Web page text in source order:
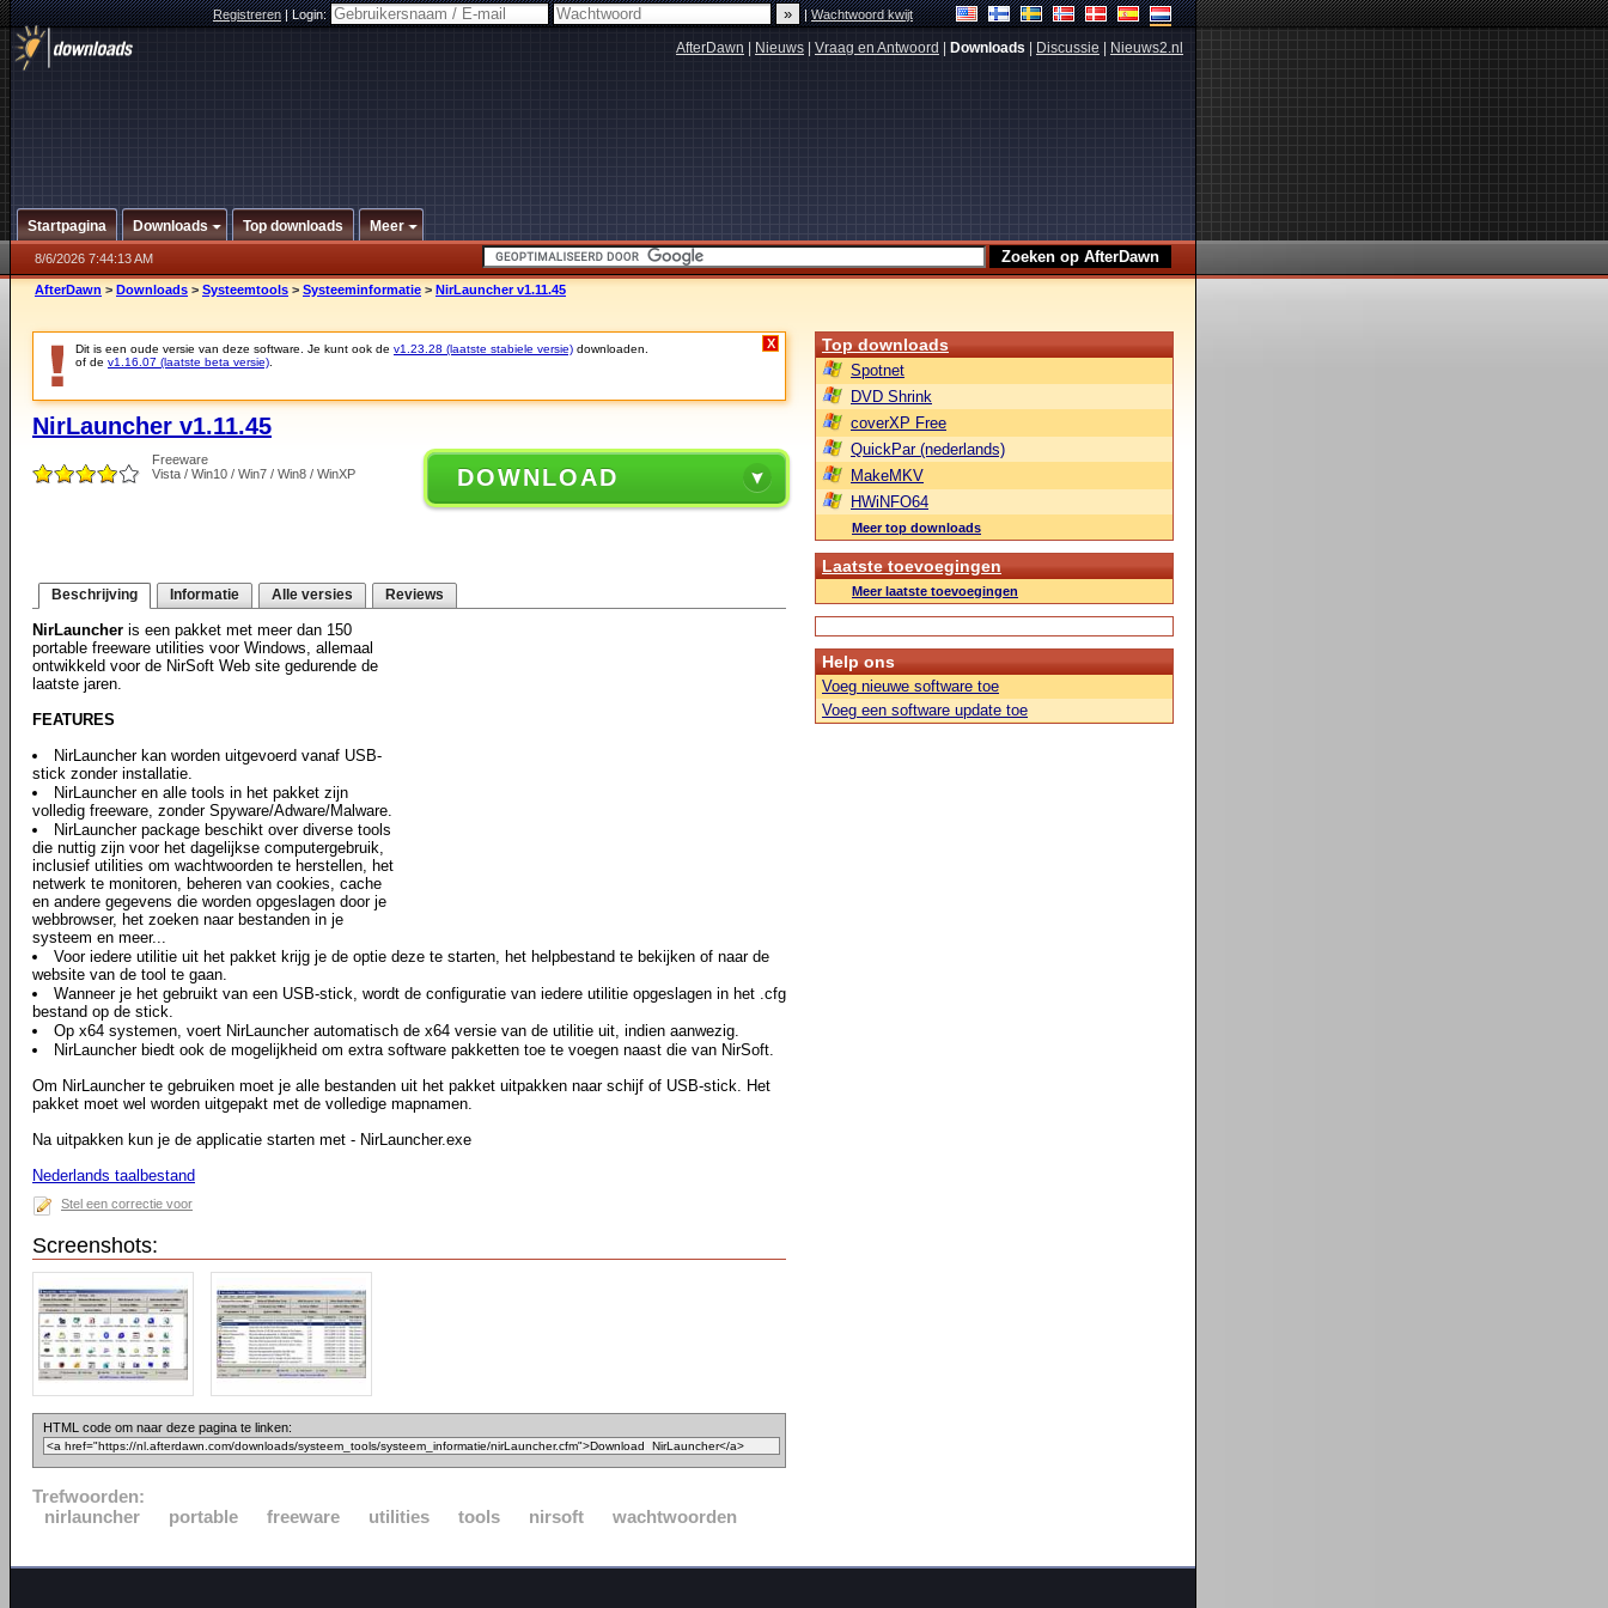
Registreren|Login: |Wachtwoord kwijt
AfterDawn Nieuws Vraag en Antwoord Downloads Discussie Nieuws2.nl
Startpagina Downloads Top downloads Meer
8/6/2026 7:44:13 AM
AfterDawn > Downloads > Systeemtools > Systeeminformatie > NirLauncher v1.11.45
Dit is een oude versie van deze software. Je kunt ook de v1.23.28 (laatste stabiele versie) downloaden.
of de v1.16.07 (laatste beta versie)
X
NirLauncher v1.11.45
Freeware
Vista / Win10 / Win7 / Win8 / WinXP
DOWNLOAD
Beschrijving Informatie Alle versies Reviews
NirLauncher is een pakket met meer dan 150
portable freeware utilities voor Windows, allemaal
ontwikkeld voor de NirSoft Web site gedurende de
laatste jaren.
FEATURES
NirLauncher kan worden uitgevoerd vanaf USB-
stick zonder installatie.
NirLauncher en alle tools in het pakket zijn
volledig freeware, zonder Spyware/Adware/Malware.
NirLauncher package beschikt over diverse tools
die nuttig zijn voor het dagelijkse computergebruik,
inclusief utilities om wachtwoorden te herstellen, het
netwerk te monitoren, beheren van cookies, cache
en andere gegevens die worden opgeslagen door je
webbrowser, het zoeken naar bestanden in je
systeem en meer...
Voor iedere utilitie uit het pakket krijg je de optie deze te starten, het helpbestand te bekijken of naar de
website van de tool te gaan.
Wanneer je het gebruikt van een USB-stick, wordt de configuratie van iedere utilitie opgeslagen in het .cfg
bestand op de stick.
Op x64 systemen, voert NirLauncher automatisch de x64 versie van de utilitie uit, indien aanwezig.
NirLauncher biedt ook de mogelijkheid om extra software pakketten toe te voegen naast die van NirSoft.
Om NirLauncher te gebruiken moet je alle bestanden uit het pakket uitpakken naar schijf of USB-stick. Het
pakket moet wel worden uitgepakt met de volledige mapnamen.
Na uitpakken kun je de applicatie starten met - NirLauncher.exe
Nederlands taalbestand
Stel een correctie voor
Screenshots:
HTML code om naar deze pagina te linken:
Trefwoorden:
nirlauncher
portable freeware utilities tools nirsoft wachtwoorden
Top downloads
Spotnet
DVD Shrink
coverXP Free
QuickPar (nederlands)
MakeMKV
HWiNFO64
Meer top downloads
Laatste toevoegingen
Meer laatste toevoegingen
Help ons
Voeg nieuwe software toe
Voeg een software update toe